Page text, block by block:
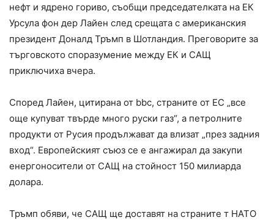
нефт и ядрено гориво, съобщи председателката на ЕК
Урсула фон дер Лайен след срещата с американския
президент Доналд Тръмп в Шотландия. Преговорите за
търговското споразумение между ЕК и САЩ
приключиха вчера.
Според Лайен, цитирана от bbc, страните от ЕС „все
още купуват твърде много руски газ“, а петролните
продукти от Русия продължават да влизат „през задния
вход“. Европейският съюз се е ангажирал да закупи
енергоносители от САЩ на стойност 150 милиарда
долара.
Тръмп обяви, че САЩ ще доставят на страните т НАТО